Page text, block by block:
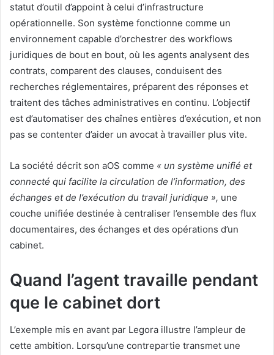
statut d’outil d’appoint à celui d’infrastructure
opérationnelle. Son système fonctionne comme un
environnement capable d’orchestrer des workflows
juridiques de bout en bout, où les agents analysent des
contrats, comparent des clauses, conduisent des
recherches réglementaires, préparent des réponses et
traitent des tâches administratives en continu. L’objectif
est d’automatiser des chaînes entières d’exécution, et non
pas se contenter d’aider un avocat à travailler plus vite.
La société décrit son aOS comme « un système unifié et
connecté qui facilite la circulation de l’information, des
échanges et de l’exécution du travail juridique », une
couche unifiée destinée à centraliser l’ensemble des flux
documentaires, des échanges et des opérations d’un
cabinet.
Quand l’agent travaille pendant
que le cabinet dort
L’exemple mis en avant par Legora illustre l’ampleur de
cette ambition. Lorsqu’une contrepartie transmet une